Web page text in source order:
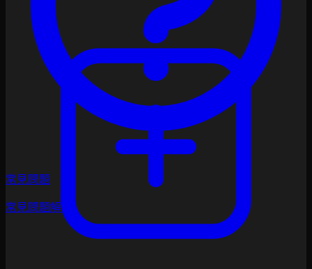
常見問題
常見問題解答